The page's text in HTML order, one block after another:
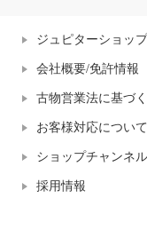
ジュピターショッ
会社概要/免許情報
古物営業法に基づ
お客様対応について
ショップチャンネ
採用情報